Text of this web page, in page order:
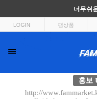
너무쉬
LOGIN 팸상품
홍보